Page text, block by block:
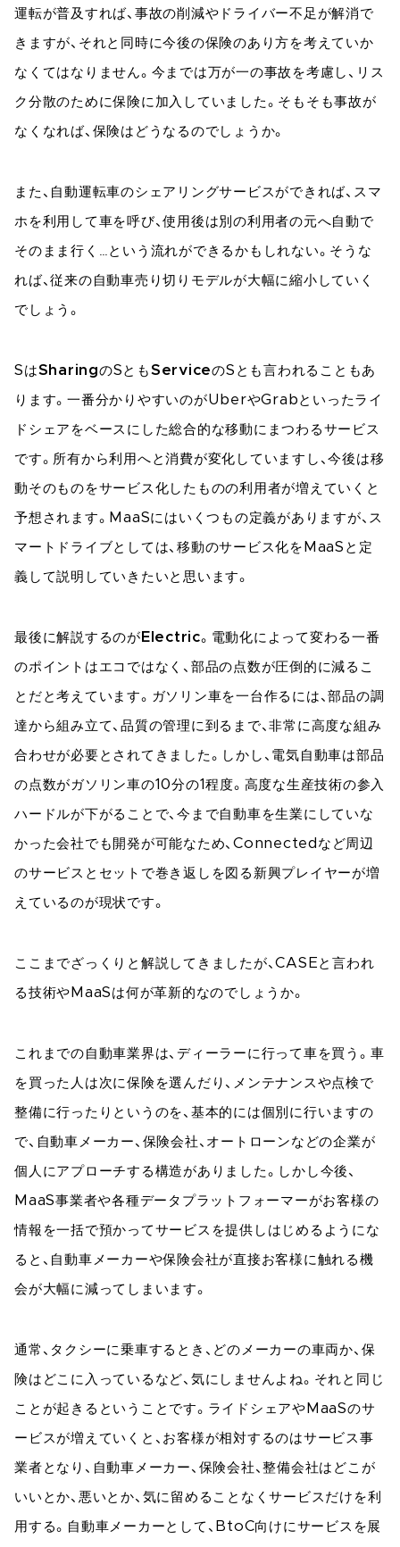
運転が普及すれば、事故の削減やドライバー不足が解消で
きますが、それと同時に今後の保険のあり方を考えていか
なくてはなりません。今までは万が一の事故を考慮し、リス
ク分散のために保険に加入していました。そもそも事故が
なくなれば、保険はどうなるのでしょうか。
また、自動運転車のシェアリングサービスができれば、スマ
ホを利用して車を呼び、使用後は別の利用者の元へ自動で
そのまま行く…という流れができるかもしれない。そうな
れば、従来の自動車売り切りモデルが大幅に縮小していく
でしょう。
SはSharingのSとも ServiceのSとも言われることもあ
ります。一番分かりやすいのがUberやGrabといったライ
ドシェアをベースにした総合的な移動にまつわるサービス
です。所有から利用へと消費が変化していますし、今後は移
動そのものをサービス化したものの利用者が増えていくと
予想されます。MaaSにはいくつもの定義がありますが、ス
マートドライブとしては、移動のサービス化をMaaSと定
義して説明していきたいと思います。
最後に解説するのが Electric。電動化によって変わる一番
のポイントはエコではなく、部品の点数が圧倒的に減るこ
とだと考えています。ガソリン車を一台作るには、部品の調
達から組み立て、品質の管理に到るまで、非常に高度な組み
合わせが必要とされてきました。しかし、電気自動車は部品
の点数がガソリン車の10分の1程度。高度な生産技術の参入
ハードルが下がることで、今まで自動車を生業にしていな
かった会社でも開発が可能なため、Connectedなど周辺
のサービスとセットで巻き返しを図る新興プレイヤーが増
えているのが現状です。
ここまでざっくりと解説してきましたが、CASEと言われ
る技術やMaaSは何が革新的なのでしょうか。
これまでの自動車業界は、ディーラーに行って車を買う。車
を買った人は次に保険を選んだり、メンテナンスや点検で
整備に行ったりというのを、基本的には個別に行いますの
で、自動車メーカー、保険会社、オートローンなどの企業が
個人にアプローチする構造がありました。しかし今後、
MaaS事業者や各種データプラットフォーマーがお客様の
情報を一括で預かってサービスを提供しはじめるようにな
ると、自動車メーカーや保険会社が直接お客様に触れる機
会が大幅に減ってしまいます。
通常、タクシーに乗車するとき、どのメーカーの車両か、保
険はどこに入っているなど、気にしませんよね。それと同じ
ことが起きるということです。ライドシェアやMaaSのサ
ービスが増えていくと、お客様が相対するのはサービス事
業者となり、自動車メーカー、保険会社、整備会社はどこが
いいとか、悪いとか、気に留めることなくサービスだけを利
用する。自動車メーカーとして、BtoC向けにサービスを展